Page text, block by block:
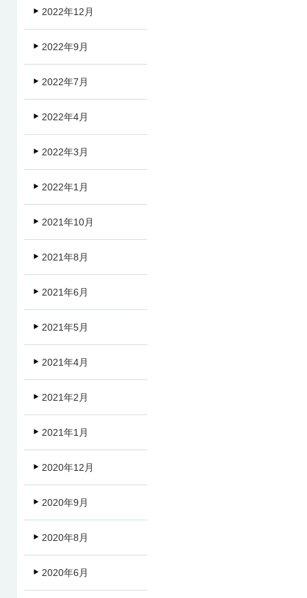
2022年12月
2022年9月
2022年7月
2022年4月
2022年3月
2022年1月
2021年10月
2021年8月
2021年6月
2021年5月
2021年4月
2021年2月
2021年1月
2020年12月
2020年9月
2020年8月
2020年6月